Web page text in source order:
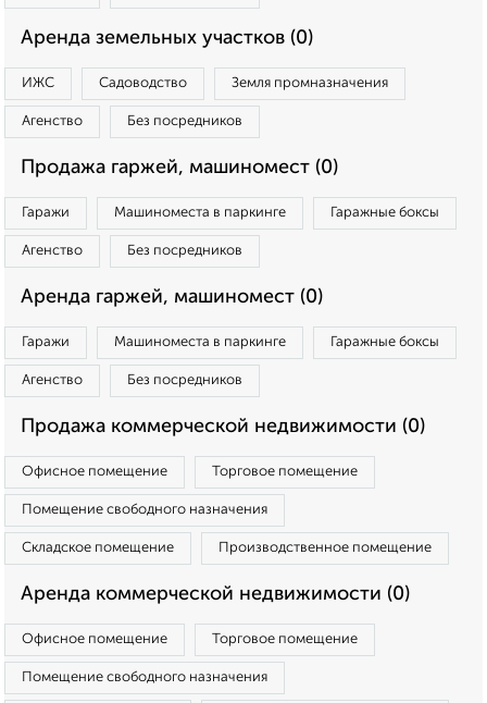
Аренда земельных участков (0)
ИЖС Садоводство Земля промназначения
Агенство Без посредников
Продажа гаржей, машиномест (0)
Гаражи Машиноместа в паркинге Гаражные боксы
Агенство Без посредников
Аренда гаржей, машиномест (0)
Гаражи Машиноместа в паркинге Гаражные боксы
Агенство Без посредников
Продажа коммерческой недвижимости (0)
Офисное помещение Торговое помещение
Помещение свободного назначения
Складское помещение Производственное помещение
Аренда коммерческой недвижимости (0)
Офисное помещение Торговое помещение
Помещение свободного назначения